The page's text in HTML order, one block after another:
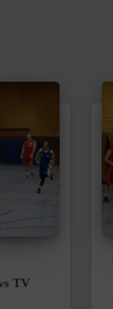
TV